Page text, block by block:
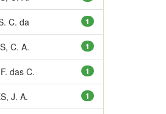
1
C. da
1
C. A.
1
das C.
1
J. A.